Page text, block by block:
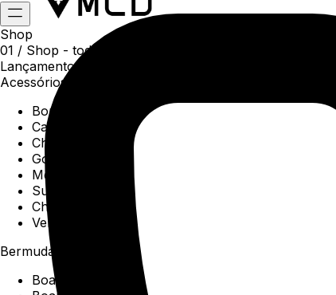
Shop
01 / Shop - todas as categorias da coleção atual
Lançamentos da semana
Acessórios
Boné
Carteiras
Chaveiros
Gorros
Meias
Sunga
Chinelos
Ver todos
Bermudas
Boardshorts